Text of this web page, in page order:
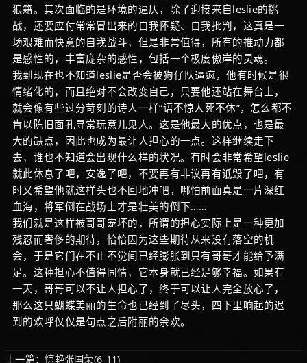
狼籍。其次面临的是环境的逼仄，除了迎接来自leslie的挑
战，还要应付常常冒出来的自我怀疑、自我批判，这真是一
场艰难而快意的自我战斗，但是非常值得，所有的推动力都
是感性的，丰富庞杂的感性，包括一个极度傲岸的灵魂。
我到现在也不知道leslie是否会被狗仔队逼疯，他有时候是很
情绪化的，而且绝对不会改变自己，只要他还站在舞台上，
就会像有些过分苛刻的诗人一样“语不惊人死不休”，怎么都不
肯以陈旧面孔寻常玩意儿见人。这是他最大的优点，也是最
大的缺点，因此也成为最让人担心的一点。这样继续走下
去，谁也不知道会出现什么样的状况。有时会非常希望leslie
就此休息了吧，安逸了吧，不要再有非议再有诋毁了吧，有
时又希望他就这样头也不回地冲吧，哪怕前面真是一片深红
血海，将军倒在战场上才是壮美的倒下……
我们就是这样被哥哥宠坏的，所谓的担心实际上是一种更加
残忍而奢侈的期待，恰恰因为这些期待从来没有落空的机
会，于是它们在不止不觉间已经膨胀到只有哥哥才能给予满
足。这种担心不值得同情，它本身就已经足够幸福。如果有
一天，哥哥可以不让人担心了，终于可以让人完全放心了，
那么这只蝴蝶美丽的生命也已经到了尽头，四下里响起的迟
到的欢呼仅仅是句点之后附丽的余欢。
上一篇：惊艳张国荣(6-11)